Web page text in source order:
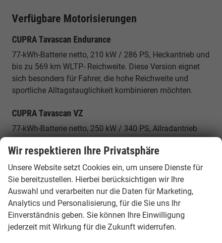
Verfügbare Motorisierungen
CUPRA Tavascan Endurance
77-kWh-Batterie netto, 210 kW / 286 PS, Heckantrieb und
bis zu 569 km WLTP- Reichweite. Diese Version eignet
sich besonders für Fahrer, die hohe Reichweite und
sportliche Alltagstauglichkeit kombinieren möchten.
CUPRA Tavascan VZ
77-kWh-Batterie netto, 250 kW / 340 PS, Allradantrieb
und bis zu 521 km WLTP- Reichweite. Die VZ-Version
bietet besonders dynamische Fahrleistungen und
maximale Traktion.
Warum ein CUPRA Tavascan EU Reimport
günstiger ist
Innerhalb Europas unterscheiden sich Fahrzeugpreise je
nach Land, Ausstattung und Verfügbarkeit. Durch einen
Wir respektieren Ihre Privatsphäre
Unsere Website setzt Cookies ein, um unsere Dienste für
Sie bereitzustellen. Hierbei berücksichtigen wir Ihre
Auswahl und verarbeiten nur die Daten für Marketing,
Analytics und Personalisierung, für die Sie uns Ihr
Einverständnis geben. Sie können Ihre Einwilligung
jederzeit mit Wirkung für die Zukunft widerrufen.